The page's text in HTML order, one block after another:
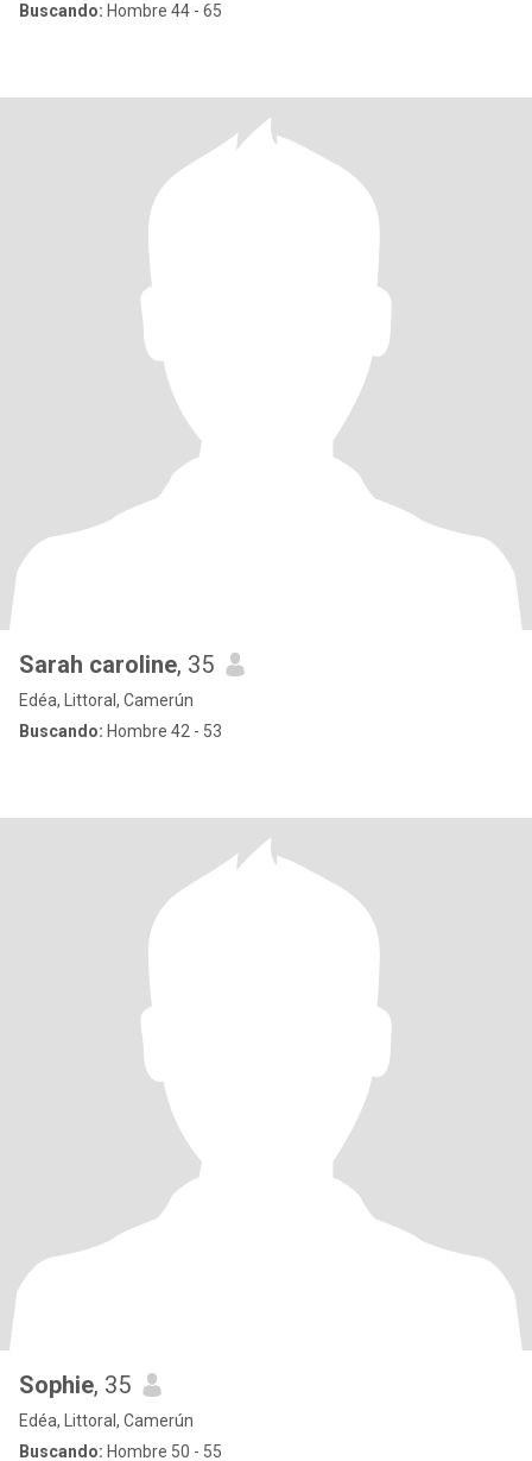
Buscando: Hombre 44 - 65
Sarah caroline, 35
Edéa, Littoral, Camerún
Buscando: Hombre 42 - 53
Sophie, 35
Edéa, Littoral, Camerún
Buscando: Hombre 50 - 55